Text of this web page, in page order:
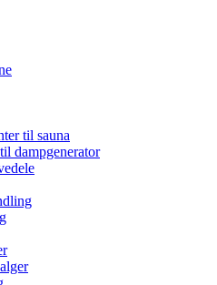
til sauna
dampgenerator